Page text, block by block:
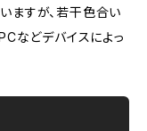
ますが、若干色合い
などデバイスによっ